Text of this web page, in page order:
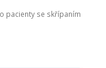
pacienty se skřípaním